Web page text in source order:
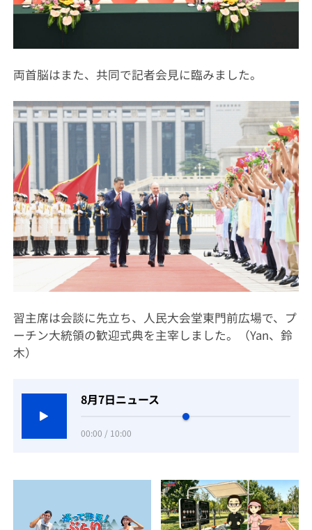
両首脳はまた、共同で記者会見に臨みました。
習主席は会談に先立ち、人民大会堂東門前広場で、プ
ーチン大統領の歓迎式典を主宰しました。（Yan、鈴
木）
8月7日ニュース
00:00 / 10:00